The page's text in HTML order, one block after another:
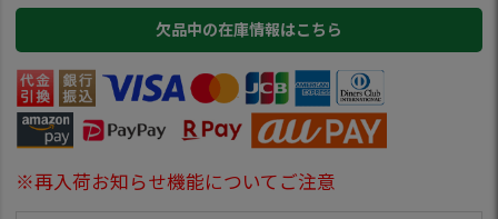
欠品中の在庫情報はこちら
※再入荷お知らせ機能についてご注意